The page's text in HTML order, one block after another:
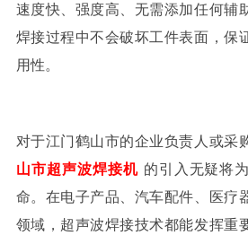
速度快、强度高、无需添加任何辅
焊接过程中不会破坏工件表面，保
用性。
对于江门鹤山市的企业负责人或采
山市超声波焊接机 的引入无疑将
命。在电子产品、汽车配件、医疗
领域，超声波焊接技术都能发挥重